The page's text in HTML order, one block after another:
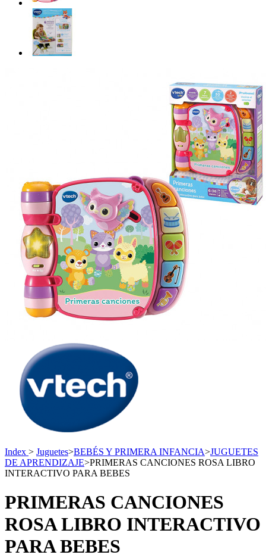
Index > Juguetes>BEBÉS Y PRIMERA INFANCIA>JUGUETES
DE APRENDIZAJE>PRIMERAS CANCIONES ROSA LIBRO
INTERACTIVO PARA BEBES
PRIMERAS CANCIONES
ROSA LIBRO INTERACTIVO
PARA BEBES